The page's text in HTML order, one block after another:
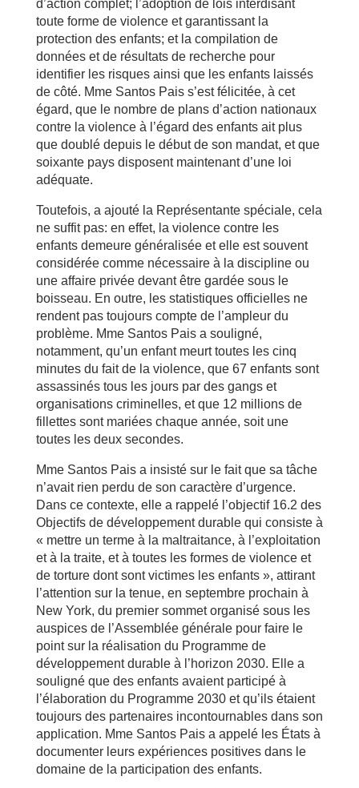
d’action complet; l’adoption de lois interdisant
toute forme de violence et garantissant la
protection des enfants; et la compilation de
données et de résultats de recherche pour
identifier les risques ainsi que les enfants laissés
de côté. Mme Santos Pais s’est félicitée, à cet
égard, que le nombre de plans d’action nationaux
contre la violence à l’égard des enfants ait plus
que doublé depuis le début de son mandat, et que
soixante pays disposent maintenant d’une loi
adéquate.
Toutefois, a ajouté la Représentante spéciale, cela
ne suffit pas: en effet, la violence contre les
enfants demeure généralisée et elle est souvent
considérée comme nécessaire à la discipline ou
une affaire privée devant être gardée sous le
boisseau. En outre, les statistiques officielles ne
rendent pas toujours compte de l’ampleur du
problème. Mme Santos Pais a souligné,
notamment, qu’un enfant meurt toutes les cinq
minutes du fait de la violence, que 67 enfants sont
assassinés tous les jours par des gangs et
organisations criminelles, et que 12 millions de
fillettes sont mariées chaque année, soit une
toutes les deux secondes.
Mme Santos Pais a insisté sur le fait que sa tâche
n’avait rien perdu de son caractère d’urgence.
Dans ce contexte, elle a rappelé l’objectif 16.2 des
Objectifs de développement durable qui consiste à
« mettre un terme à la maltraitance, à l’exploitation
et à la traite, et à toutes les formes de violence et
de torture dont sont victimes les enfants », attirant
l’attention sur la tenue, en septembre prochain à
New York, du premier sommet organisé sous les
auspices de l’Assemblée générale pour faire le
point sur la réalisation du Programme de
développement durable à l’horizon 2030. Elle a
souligné que des enfants avaient participé à
l’élaboration du Programme 2030 et qu’ils étaient
toujours des partenaires incontournables dans son
application. Mme Santos Pais a appelé les États à
documenter leurs expériences positives dans le
domaine de la participation des enfants.